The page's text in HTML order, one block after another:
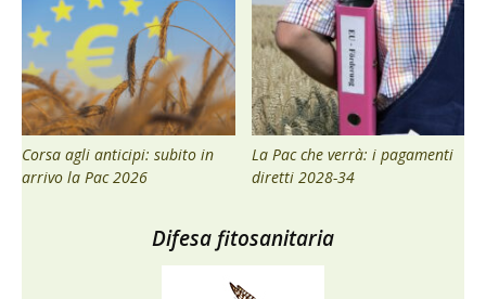
Corsa agli anticipi: subito in
arrivo la Pac 2026
La Pac che verrà: i pagamenti
diretti 2028-34
Difesa fitosanitaria